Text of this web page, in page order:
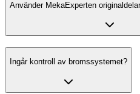
Använder MekaExperten
Ingår kontroll av bromssystemet?